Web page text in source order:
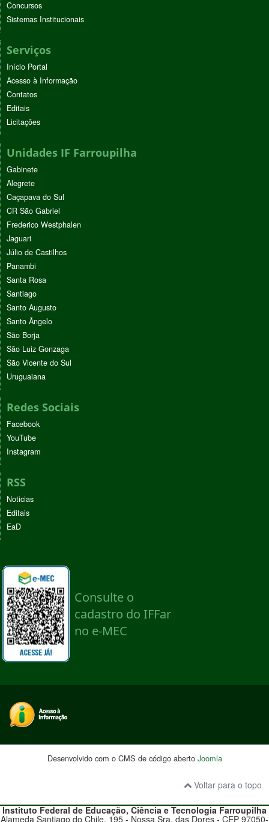
Concursos
Sistemas Institucionais
Serviços
Início Portal
Acesso à Informação
Contatos
Editais
Licitações
Unidades IF Farroupilha
Gabinete
Alegrete
Caçapava do Sul
CR São Gabriel
Frederico Westphalen
Jaguari
Júlio de Castilhos
Panambi
Santa Rosa
Santiago
Santo Augusto
Santo Ângelo
São Borja
São Luiz Gonzaga
São Vicente do Sul
Uruguaiana
Redes Sociais
Facebook
YouTube
Instagram
RSS
Noticias
Editais
EaD
Desenvolvido com o CMS de código aberto Joomla
Voltar para o topo
Instituto Federal de Educação, Ciência e TecnologiaFarroupilha
Alameda Santiago do Chile, 195 - Nossa Sra. das Dores - CEP 97050-